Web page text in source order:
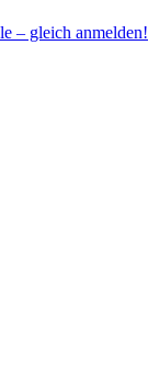
– gleich anmelden!